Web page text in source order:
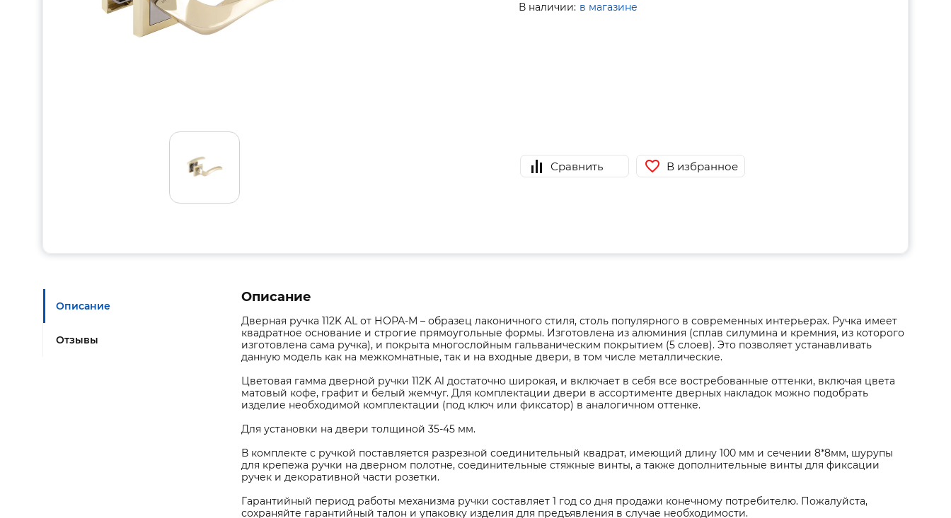
В наличии: в магазине
Сравнить В избранное
Описание
Отзывы
Описание
Дверная ручка 112K AL от НОРА-М – образец лаконичного стиля, столь популярного в современных интерьерах. Ручка имеет
квадратное основание и строгие прямоугольные формы. Изготовлена из алюминия (сплав силумина и кремния, из которого
изготовлена сама ручка), и покрыта многослойным гальваническим покрытием (5 слоев). Это позволяет устанавливать
данную модель как на межкомнатные, так и на входные двери, в том числе металлические.
Цветовая гамма дверной ручки 112K Al достаточно широкая, и включает в себя все востребованные оттенки, включая цвета
матовый кофе, графит и белый жемчуг. Для комплектации двери в ассортименте дверных накладок можно подобрать
изделие необходимой комплектации (под ключ или фиксатор) в аналогичном оттенке.
Для установки на двери толщиной 35-45 мм.
В комплекте с ручкой поставляется разрезной соединительный квадрат, имеющий длину 100 мм и сечении 8*8мм, шурупы
для крепежа ручки на дверном полотне, соединительные стяжные винты, а также дополнительные винты для фиксации
ручек и декоративной части розетки.
Гарантийный период работы механизма ручки составляет 1 год со дня продажи конечному потребителю. Пожалуйста,
сохраняйте гарантийный талон и упаковку изделия для предъявления в случае необходимости.